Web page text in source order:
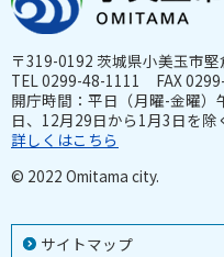
サイトマップ
〒319-0192 茨城県小美玉市堅
TEL 0299-48-1111 FAX
開庁時間：平日（月曜-金曜
日、12月29日から1月3日を除
詳しくはこちら
© 2022 Omitama city.